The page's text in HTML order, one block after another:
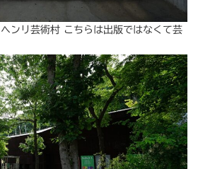
ンリ芸術村 こちらは出版ではなくて芸